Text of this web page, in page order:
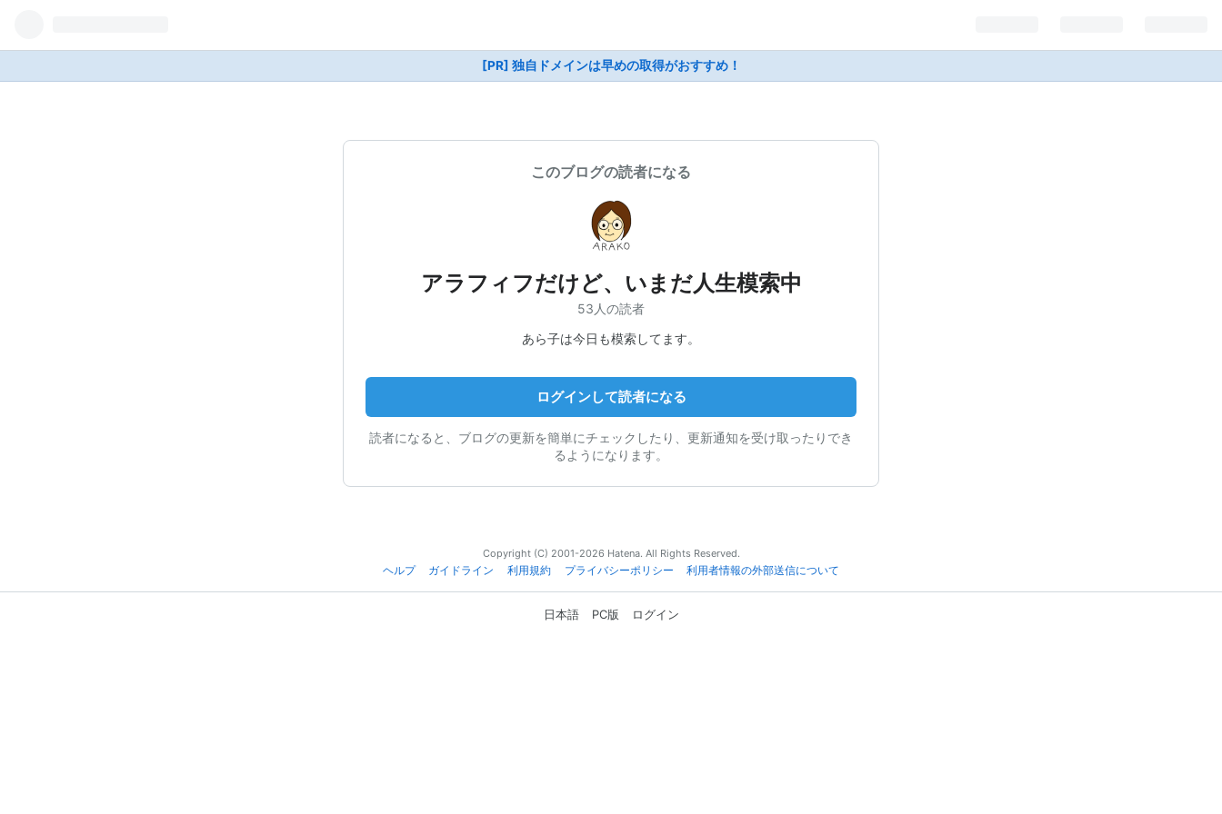
[PR] 独自ドメインは早めの取得がおすすめ！
このブログの読者になる
アラフィフだけど、いまだ人生模索中
53人の読者
あら子は今日も模索してます。
ログインして読者になる
読者になると、ブログの更新を簡単にチェックしたり、更新通知を受け取ったりでき
るようになります。
Copyright (C) 2001-2026 Hatena. All Rights Reserved.
ヘルプ
ガイドライン 利用規約 プライバシーポリシー 利用者情報の外部送信について
日本語 PC版 ログイン